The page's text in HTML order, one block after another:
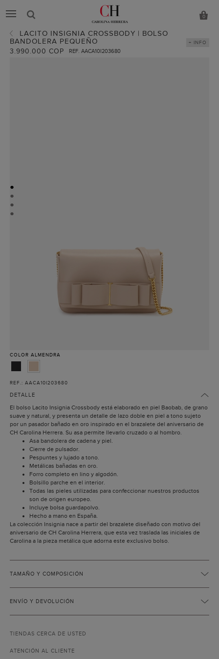
0
LACITO INSIGNIA CROSSBODY | BOLSO
BANDOLERA PEQUEÑO
3.990.000 COP REF. AACA10I203680
+ INFO
●
●
●
●
COLOR ALMENDRA
REF.: AACA10I203680
DETALLE
El bolso Lacito Insignia Crossbody está elaborado en piel Baobab, de grano
suave y natural, y presenta un detalle de lazo doble en piel a tono sujeto
por un pasador bañado en oro inspirado en el brazalete del aniversario de
CH Carolina Herrera. Su asa permite llevarlo cruzado o al hombro.
Asa bandolera de cadena y piel.
Cierre de pulsador.
Pespuntes y lujado a tono.
Metálicas bañadas en oro.
Forro completo en lino y algodón.
Bolsillo parche en el interior.
Todas las pieles utilizadas para confeccionar nuestros productos
son de origen europeo.
Incluye bolsa guardapolvo.
Hecho a mano en España.
La colección Insignia nace a partir del brazalete diseñado con motivo del
aniversario de CH Carolina Herrera, que esta vez traslada las iniciales de
Carolina a la pieza metálica que adorna este exclusivo bolso.
TAMAÑO Y COMPOSICIÓN
ENVÍO Y DEVOLUCIÓN
TIENDAS CERCA DE USTED
ATENCIÓN AL CLIENTE